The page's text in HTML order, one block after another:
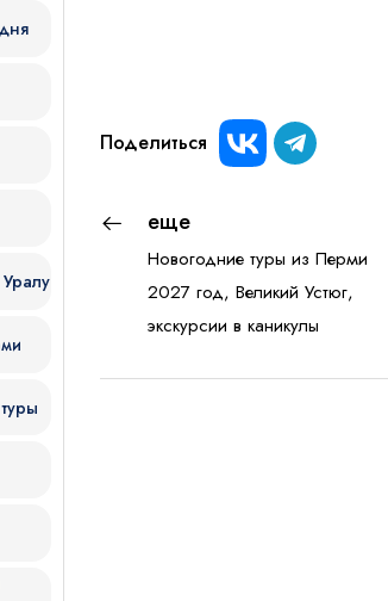
Поделиться
еще
Новогодние туры из Перми
2027 год, Великий Устюг,
экскурсии в каникулы
на обработку персональных данных